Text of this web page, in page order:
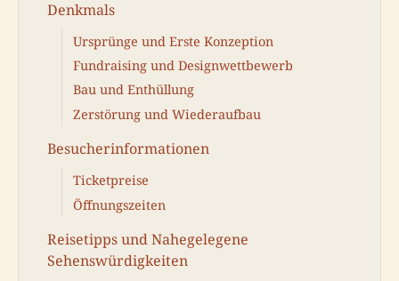
Denkmals
Ursprünge und Erste Konzeption
Fundraising und Designwettbewerb
Bau und Enthüllung
Zerstörung und Wiederaufbau
Besucherinformationen
Ticketpreise
Öffnungszeiten
Reisetipps und Nahegelegene
Sehenswürdigkeiten